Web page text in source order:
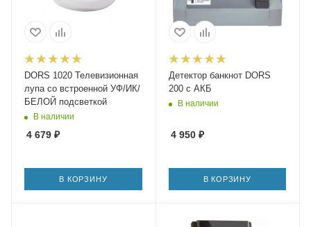
DORS 1020 Телевизионная
лупа со встроенной УФ/ИК/
БЕЛОЙ подсветкой
В наличии
4 679 ₽
В КОРЗИНУ
Детектор банкнот DORS
200 c АКБ
В наличии
4 950₽
В КОРЗИНУ